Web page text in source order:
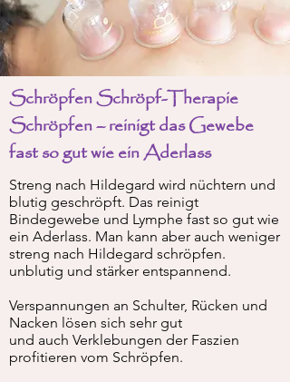
Schröpfen Schröpf-Therapie
Schröpfen – reinigt das Gewebe
fast so gut wie ein Aderlass
Streng nach Hildegard wird nüchtern und
blutig geschröpft. Das reinigt
Bindegewebe und Lymphe fast so gut wie
ein Aderlass. Man kann aber auch weniger
streng nach Hildegard schröpfen.
unblutig und stärker entspannend.
Verspannungen an Schulter, Rücken und
Nacken lösen sich sehr gut
und auch Verklebungen der Faszien
profitieren vom Schröpfen.